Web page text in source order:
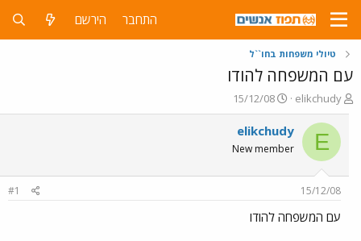
התחבר הירשם
טיולי משפחות בחו``ל
עם המשפחה להודו
פ
ו
ת
ח
ה
ש
א
elikchudy
פ
ו
ר
ם
ר
15/12/08
E
elikchudy
New member
15/12/08
#1
עם המשפחה להודו